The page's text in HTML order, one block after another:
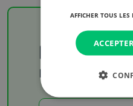
Football
Les résultats
AFFICHER TOUS LES